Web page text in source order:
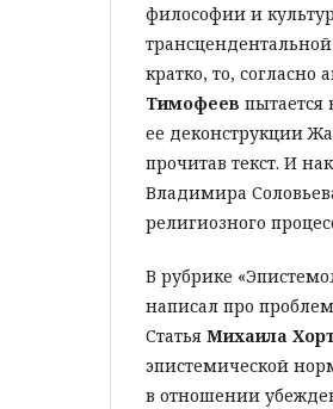
философии и
кратко, то,
Тимофеев пытается
ее деконструкции
прочитав текст. И
Владимира
религиозного
В рубрике
написал про
Статья Михаила
эпистемической
в отношении